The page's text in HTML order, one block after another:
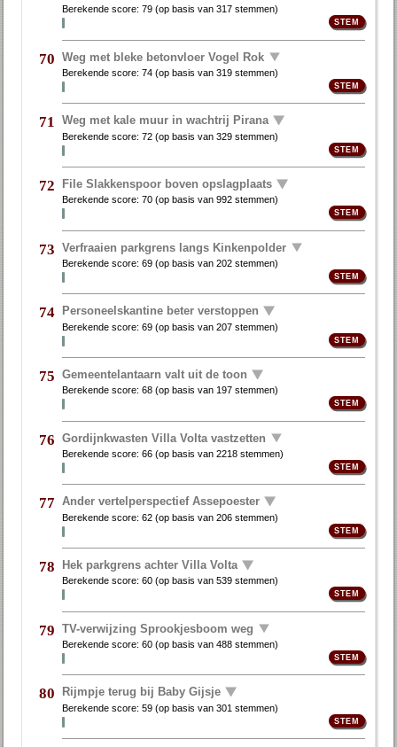
Berekende score:79 (op basis van317 stemmen)
70 Weg met bleke betonvloer Vogel Rok
Berekende score:74 (op basis van319 stemmen)
71 Weg met kale muur in wachtrij Pirana
Berekende score:72 (op basis van329 stemmen)
72 File Slakkenspoor boven opslagplaats
Berekende score:70 (op basis van992 stemmen)
73 Verfraaien parkgrens langs Kinkenpolder
Berekende score:69 (op basis van202 stemmen)
74 Personeelskantine beter verstoppen
Berekende score:69 (op basis van207 stemmen)
75 Gemeentelantaarn valt uit de toon
Berekende score:68 (op basis van 197 stemmen)
76 Gordijnkwasten Villa Volta vastzetten
Berekende score:66 (op basis van2218 stemmen)
77 Ander vertelperspectief Assepoester
Berekende score:62 (op basis van206 stemmen)
78 Hek parkgrens achter Villa Volta
Berekende score:60 (op basis van539 stemmen)
79 TV-verwijzing Sprookjesboom weg
Berekende score:60 (op basis van488 stemmen)
80 Rijmpje terug bij Baby Gijsje
Berekende score:59 (op basis van301 stemmen)